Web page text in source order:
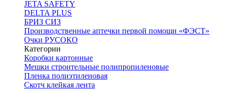
JETA SAFETY
DELTA PLUS
БРИЗ СИЗ
Производственные аптечки первой помощи «ФЭСТ»
Очки РУСОКО
Категории
Коробки картонные
Мешки строительные полипропиленовые
Пленка полиэтиленовая
Скотч клейкая лента